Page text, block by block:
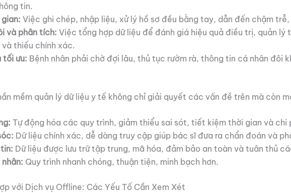
tin.
Việc ghi chép, nhập liệu, xử lý hồ sơ đều bằng tay, dẫn đến chậm
và phân tích: Việc tổng hợp dữ liệu để đánh giá hiệu quả điều trị, quản lý
thiếu chính xác.
tối ưu: Bệnh nhân phải chờ đợi lâu, thủ tục rườm rà, thông tin cá nhân đôi
mềm quản lý dữ liệu y tế không chỉ giải quyết các vấn đề trên mà còn
Tự động hóa các quy trình, giảm thiểu sai sót, tiết kiệm thời gian và chi
Dữ liệu chính xác, dễ dàng truy cập giúp bác sĩ đưa ra chẩn đoán và
Dữ liệu được lưu trữ tập trung, mã hóa, đảm bảo an toàn và tuân thủ
Quy trình nhanh chóng, thuận tiện, minh bạch hơn.
với Dịch vụ Offline: Các Yếu Tố Cần Xem Xét